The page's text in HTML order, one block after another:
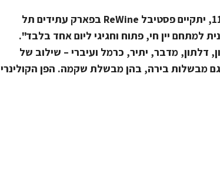
בשישי, 22.5.2026 בין השעות 17:00–11:00, יתקיים פסטיבל ReWine בפארק עתידים תל
למתחם יין חי, פתוח וחגיגי ליום אחד בלבד".
דלתון, מדבר, יתיר, כרמל ועיברי – שילוב של
גם מבשלות בירה, בהן מבשלת שקמה. הפן הקולינרי